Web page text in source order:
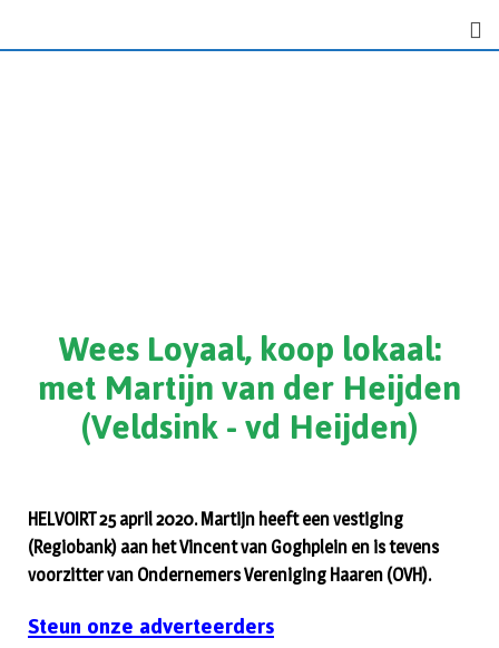
Wees Loyaal, koop lokaal:
met Martijn van der Heijden
(Veldsink - vd Heijden)
HELVOIRT 25 april 2020. Martijn heeft een vestiging
(Regiobank) aan het Vincent van Goghplein en is tevens
voorzitter van Ondernemers Vereniging Haaren (OVH).
Steun onze adverteerders